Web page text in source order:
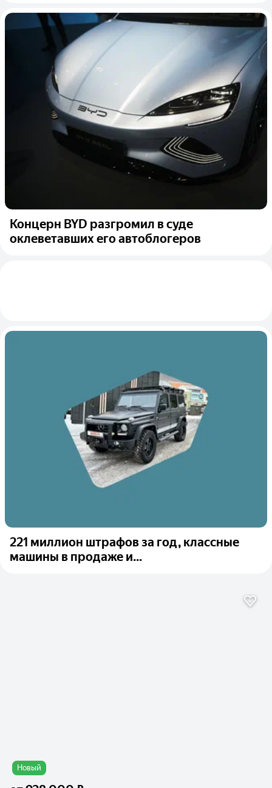
Концерн BYD разгромил в суде
оклеветавших его автоблогеров
221 миллион штрафов за год, классные
машины в продаже и...
Новый